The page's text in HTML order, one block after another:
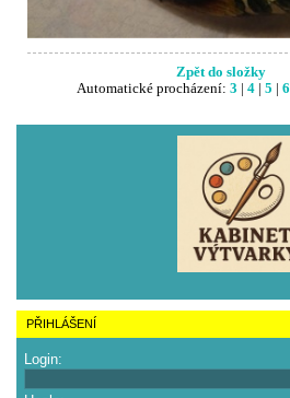
Zpět do složky
Automatické procházení: 3 4| 5 6
PŘIHLÁŠENÍ
Login: